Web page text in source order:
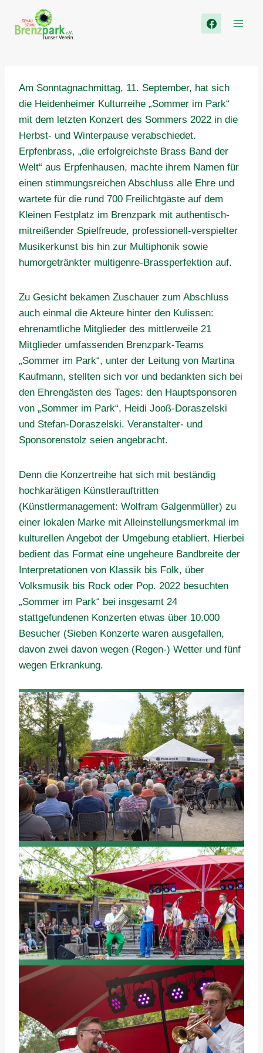
Inhalt
Am Sonntagnachmittag, 11. September, hat sich
die Heidenheimer Kulturreihe „Sommer im Park“
mit dem letzten Konzert des Sommers 2022 in die
Herbst- und Winterpause verabschiedet.
Erpfenbrass, „die erfolgreichste Brass Band der
Welt“ aus Erpfenhausen, machte ihrem Namen für
einen stimmungsreichen Abschluss alle Ehre und
wartete für die rund 700 Freilichtgäste auf dem
Kleinen Festplatz im Brenzpark mit authentisch-
mitreißender Spielfreude, professionell-verspielter
Musikerkunst bis hin zur Multiphonik sowie
humorgetränkter multigenre-Brassperfektion auf.
Zu Gesicht bekamen Zuschauer zum Abschluss
auch einmal die Akteure hinter den Kulissen:
ehrenamtliche Mitglieder des mittlerweile 21
Mitglieder umfassenden Brenzpark-Teams
„Sommer im Park“, unter der Leitung von Martina
Kaufmann, stellten sich vor und bedankten sich bei
den Ehrengästen des Tages: den Hauptsponsoren
von „Sommer im Park“, Heidi Jooß-Doraszelski
und Stefan-Doraszelski. Veranstalter- und
Sponsorenstolz seien angebracht.
Denn die Konzertreihe hat sich mit beständig
hochkarätigen Künstlerauftritten
(Künstlermanagement: Wolfram Galgenmüller) zu
einer lokalen Marke mit Alleinstellungsmerkmal im
kulturellen Angebot der Umgebung etabliert. Hierbei
bedient das Format eine ungeheure Bandbreite der
Interpretationen von Klassik bis Folk, über
Volksmusik bis Rock oder Pop. 2022 besuchten
„Sommer im Park“ bei insgesamt 24
stattgefundenen Konzerten etwas über 10.000
Besucher (Sieben Konzerte waren ausgefallen,
davon zwei davon wegen (Regen-) Wetter und fünf
wegen Erkrankung.